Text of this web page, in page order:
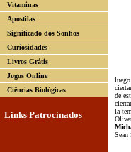
Vitaminas
Apostilas
Significado dos Sonhos
Curiosidades
Livros Grátis
Jogos Online
Ciências Biológicas
Links Patrocinados
de
la
Sean